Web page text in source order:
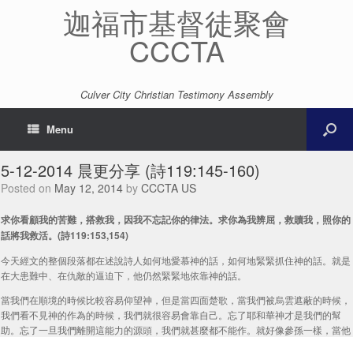
迦福市基督徒聚會
CCCTA
Culver City Christian Testimony Assembly
Menu
5-12-2014 晨更分享 (詩119:145-160)
Posted on May 12, 2014 by CCCTA US
求你看顧我的苦難，搭救我，因我不忘記你的律法。求你為我辨屈，救贖我，照你的
話將我救活。(詩119:153,154)
今天經文的整個段落都在述說詩人如何地愛慕神的話，如何地緊緊抓住神的話。就是
在大患難中、在仇敵的逼迫下，他仍然緊緊地依靠神的話。
當我們在順境的時候比較容易仰望神，但是當四面楚歌，當我們被烏雲遮蔽的時候，
我們看不見神的作為的時候，我們就很容易會靠自己。忘了耶和華神才是我們的幫
助。忘了一旦我們離開這能力的源頭，我們就甚麼都不能作。就好像參孫一樣，當他